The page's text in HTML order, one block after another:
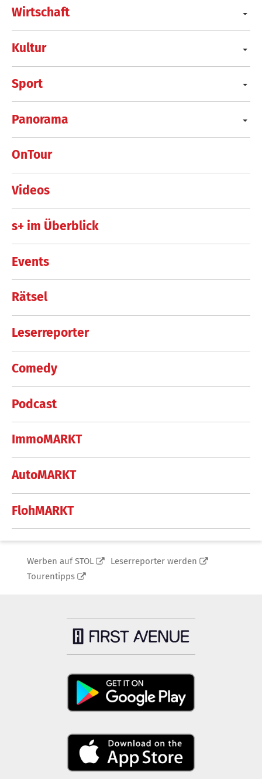
Wirtschaft
Kultur
Sport
Panorama
OnTour
Videos
s+ im Überblick
Events
Rätsel
Leserreporter
Comedy
Podcast
ImmoMARKT
AutoMARKT
FlohMARKT
Werben auf STOL
Leserreporter werden
Tourentipps